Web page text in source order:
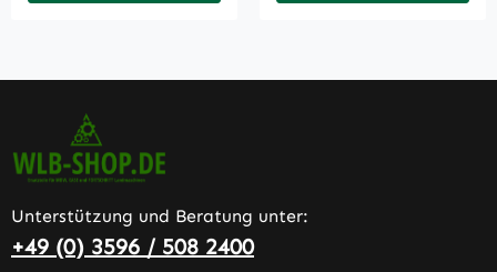
Unterstützung und Beratung unter:
+49 (0) 3596 / 508 2400